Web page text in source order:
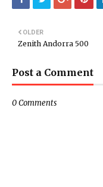
OLDER
Zenith Andorra 500
Post a Comment
0 Comments